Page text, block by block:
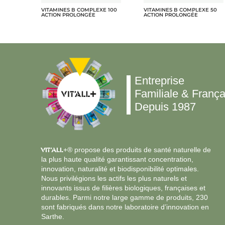
VITAMINES B COMPLEXE 100
ACTION PROLONGÉE
VITAMINES B COMPLEXE 50
ACTION PROLONGÉE
Entreprise
Familiale &
Depuis 1987
VIT’ALL+® propose des produits de santé naturelle de
la plus haute qualité garantissant concentration,
innovation, naturalité et biodisponibilité optimales.
Nous privilégions les actifs les plus naturels et
innovants issus de filières biologiques, françaises et
durables. Parmi notre large gamme de produits, 230
sont fabriqués dans notre laboratoire d’innovation en
Sarthe.